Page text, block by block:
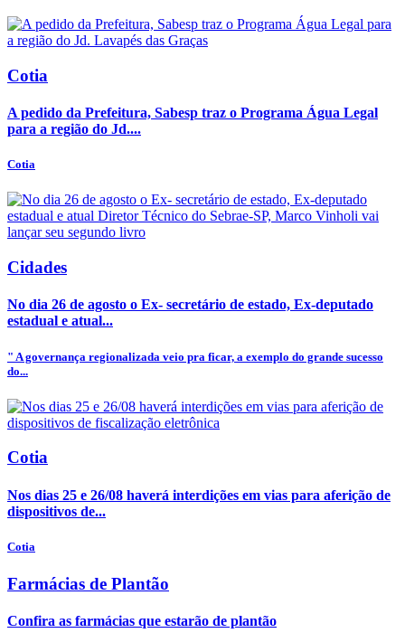
Cotia
A pedido da Prefeitura, Sabesp traz o Programa Água Legal
para a região do Jd....
Cotia
Cidades
No dia 26 de agosto o Ex- secretário de estado, Ex-deputado
estadual e atual...
" A governança regionalizada veio pra ficar, a exemplo do grande sucesso
do...
Cotia
Nos dias 25 e 26/08 haverá interdições em vias para aferição de
dispositivos de...
Cotia
Farmácias de Plantão
Confira as farmácias que estarão de plantão